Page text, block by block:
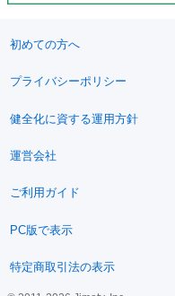
初めての方へ
プライバシーポリシー
健全化に資する運用方針
運営会社
ご利用ガイド
PC版で表示
特定商取引法の表示